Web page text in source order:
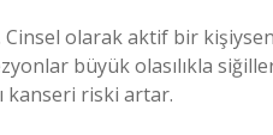
olarak aktif bir
büyük olasılıkla
kanseri riski artar.